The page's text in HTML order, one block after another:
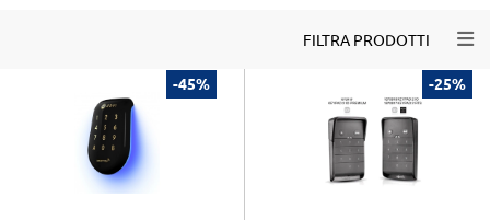
FILTRA PRODOTTI
-45% -25%